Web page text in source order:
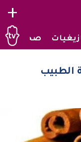
+
صحراويات
الطبيب